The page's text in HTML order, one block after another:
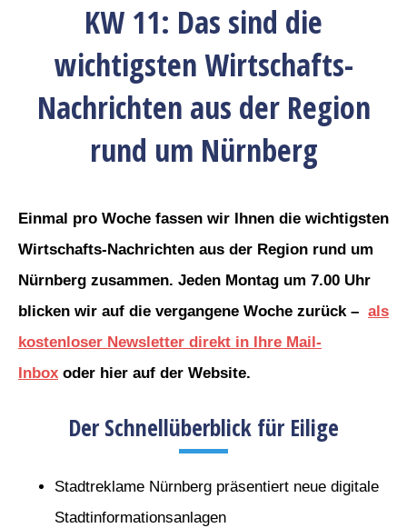
KW 11: Das sind die
wichtigsten Wirtschafts-
Nachrichten aus der Region
rund um Nürnberg
Einmal pro Woche fassen wir Ihnen die wichtigsten
Wirtschafts-Nachrichten aus der Region rund um
Nürnberg zusammen. Jeden Montag um 7.00 Uhr
blicken wir auf die vergangene Woche zurück – als
kostenloser Newsletter direkt in Ihre Mail-
Inbox oder hier auf der Website.
Der Schnellüberblick für Eilige
Stadtreklame Nürnberg präsentiert neue digitale
Stadtinformationsanlagen